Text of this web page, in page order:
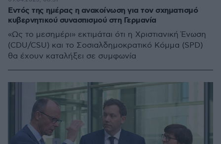
Εντός της ημέρας η ανακοίνωση για τον σχηματισμό
κυβερνητικού συνασπισμού στη Γερμανία
«Ως το μεσημέρι» εκτιμάται ότι η Χριστιανική Ένωση
(CDU/CSU) και το Σοσιαλδημοκρατικό Κόμμα (SPD)
θα έχουν καταλήξει σε συμφωνία